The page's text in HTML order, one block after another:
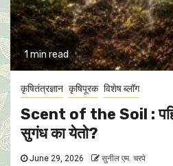
1 min read
कृषितंत्रज्ञान कृषिपूरक विशेष ब्लॉग
Scent of the Soil :
सुगंध का येताे?
June 29, 2026 सुनील एम. चरपे